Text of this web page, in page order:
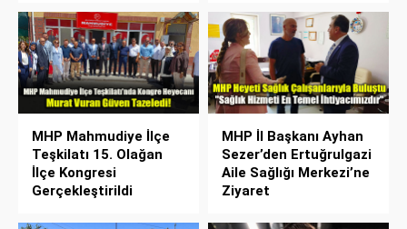
MHP Mahmudiye İlçe
Teşkilatı 15. Olağan
İlçe Kongresi
Gerçekleştirildi
MHP İl Başkanı Ayhan
Sezer’den Ertuğrulgazi
Aile Sağlığı Merkezi’ne
Ziyaret